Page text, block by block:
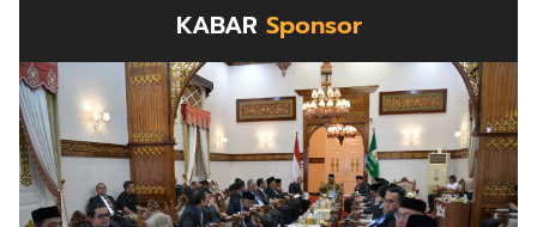
KABAR Sponsor